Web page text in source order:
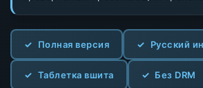
Полная версия Русский
Таблетка вшита Без DRM